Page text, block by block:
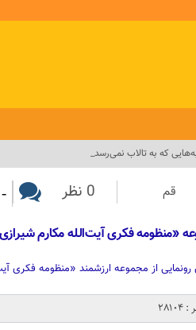
که به تالاب نمی‌رسد_
قم 0 نظر -
«منظومه فکری آیت‌الله مکارم
رونمایی از مجموعه ارزشمند «منظومه فکری